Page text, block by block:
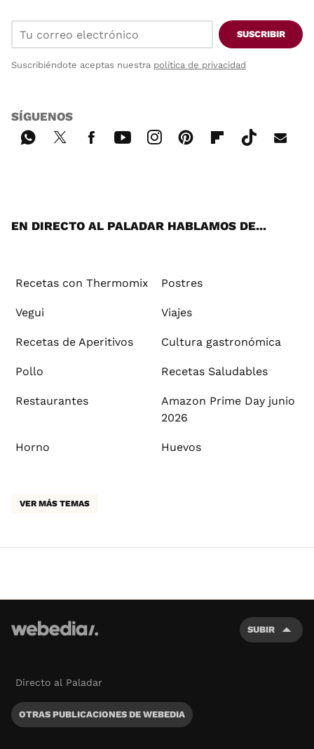
SUSCRIBIR
Suscribiéndote aceptas nuestra política de privacidad
SÍGUENOS
EN DIRECTO AL PALADAR HABLAMOS DE...
Recetas con Thermomix Postres
Vegui Viajes
Recetas de Aperitivos Cultura gastronómica
Pollo Recetas Saludables
Restaurantes
Amazon Prime Day junio
2026
Horno Huevos
VER MÁS TEMAS
SUBIR
Directo al Paladar
OTRAS PUBLICACIONES DE WEBEDIA